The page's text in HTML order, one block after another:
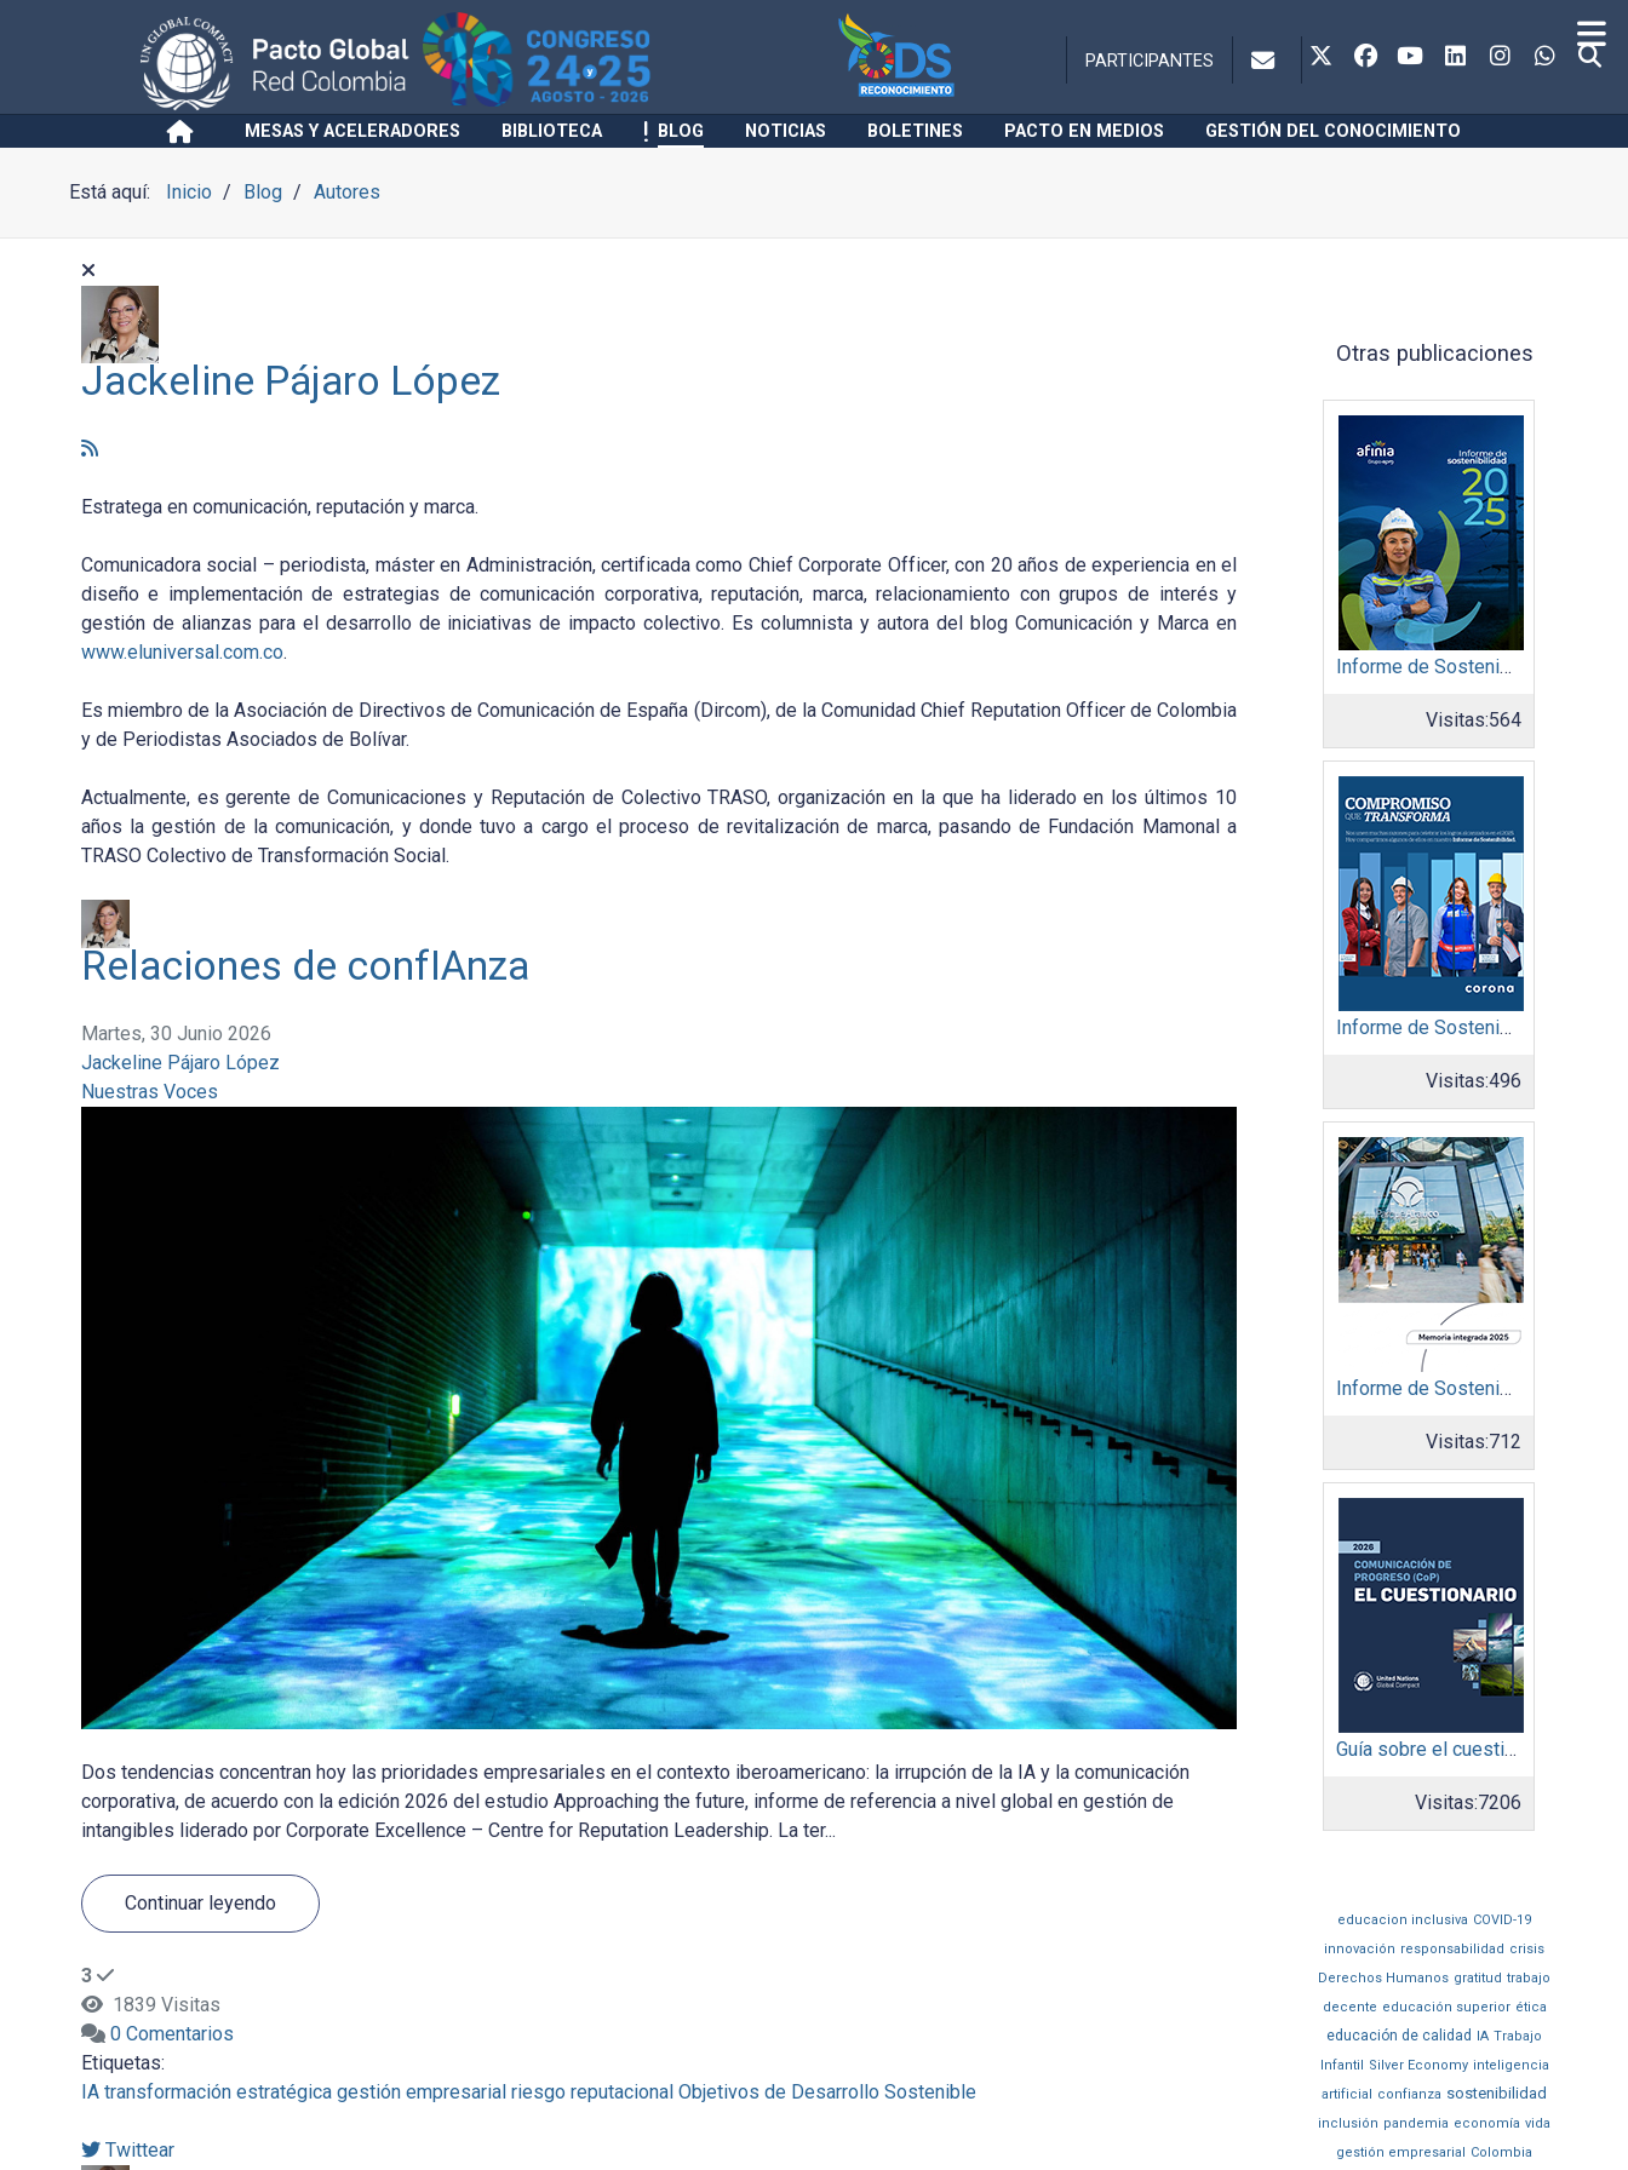
PARTICIPANTES
MESAS Y ACELERADORES BIBLIOTECA BLOG NOTICIAS BOLETINES PACTO EN MEDIOS GESTIÓN DEL CONOCIMIENTO
Está aquí: Inicio Blog Autores
Jackeline Pájaro López
Estratega en comunicación, reputación y marca.
Comunicadora social – periodista, máster en Administración, certificada como Chief Corporate Officer, con 20 años de experiencia en el
diseño e implementación de estrategias de comunicación corporativa, reputación, marca, relacionamiento con grupos de interés y
gestión de alianzas para el desarrollo de iniciativas de impacto colectivo. Es columnista y autora del blog Comunicación y Marca en
www.eluniversal.com.co.
Es miembro de la Asociación de Directivos de Comunicación de España (Dircom), de la Comunidad Chief Reputation Officer de Colombia
y de Periodistas Asociados de Bolívar.
Actualmente, es gerente de Comunicaciones y Reputación de Colectivo TRASO, organización en la que ha liderado en los últimos 10
años la gestión de la comunicación, y donde tuvo a cargo el proceso de revitalización de marca, pasando de Fundación Mamonal a
TRASO Colectivo de Transformación Social.
Relaciones de confIAnza
Martes, 30 Junio 2026
Jackeline Pájaro López
Nuestras Voces
Dos tendencias concentran hoy las prioridades empresariales en el contexto iberoamericano: la irrupción de la IA y la comunicación
corporativa, de acuerdo con la edición 2026 del estudio Approaching the future, informe de referencia a nivel global en gestión de
intangibles liderado por Corporate Excellence – Centre for Reputation Leadership. La ter...
Continuar leyendo
3
1839 Visitas
0 Comentarios
Etiquetas:
IA transformación estratégica gestión empresarial riesgo reputacional Objetivos de Desarrollo Sostenible
Twittear
Otras publicaciones
Informe de Sostenibilidad 2025: Afinia filial del Grupo EPM
Visitas:564
Informe de Sostenibilidad 2025: Organización Corona
Visitas:496
Informe de Sostenibilidad 2025: Parque Arauco
Visitas:712
Guía sobre el cuestionario: Comunicación de Progreso
Visitas:7206
educacion inclusiva COVID-19
innovación responsabilidad crisis
Derechos Humanos gratitud trabajo
decente educación superior ética
educación de calidad IA Trabajo
Infantil Silver Economy inteligencia
artificial confianza sostenibilidad
inclusión pandemia economía vida
gestión empresarial Colombia